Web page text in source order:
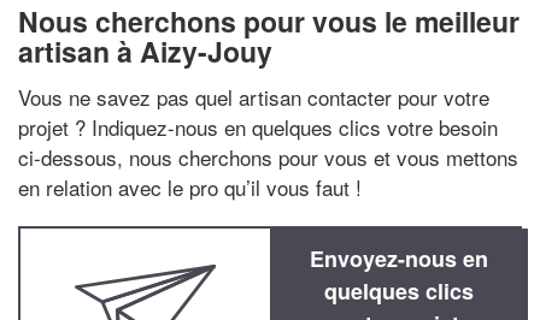
Nous cherchons pour vous le meilleur
artisan à Aizy-Jouy
Vous ne savez pas quel artisan contacter pour votre
projet ? Indiquez-nous en quelques clics votre besoin
ci-dessous, nous cherchons pour vous et vous mettons
en relation avec le pro qu’il vous faut !
Envoyez-nous en
quelques clics